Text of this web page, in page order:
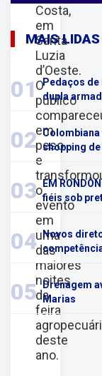
Costa,
em
Santa
Luzia
d’Oeste.
O
público
em
peso
e
o
evento
em
uma
das
maiores
noites
da
feira
deste
ano.
MAIS LIDAS
01 Pedaços
dupla
02 shopping
03
EM
fiéis sob
04
Novos
05
Drenagem
Marias